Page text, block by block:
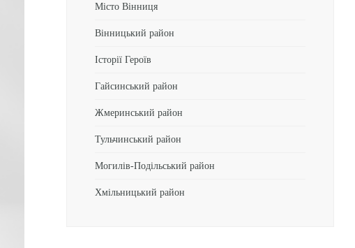
Місто Вінниця
Вінницький район
Історії Героїв
Гайсинський район
Жмеринський район
Тульчинський район
Могилів-Подільський район
Хмільницький район